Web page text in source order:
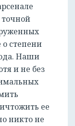
о степени
Наши
и не без
ее
никто не